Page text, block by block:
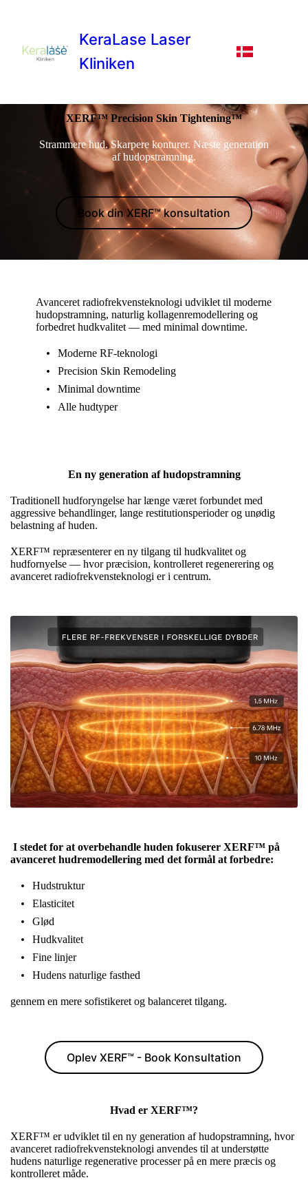
KeraLase Laser
Kliniken
XERF™ Precision Skin Tightening™
Strammere hud. Skarpere konturer. Næste generation
af hudopstramning.
Book din XERF™ konsultation
Avanceret radiofrekvensteknologi udviklet til moderne
hudopstramning, naturlig kollagenremodellering og
forbedret hudkvalitet — med minimal downtime.
Moderne RF-teknologi
Precision Skin Remodeling
Minimal downtime
Alle hudtyper
En ny generation af hudopstramning
Traditionell hudforyngelse har længe været forbundet med
aggressive behandlinger, lange restitutionsperioder og unødig
belastning af huden.
XERF™ repræsenterer en ny tilgang til hudkvalitet og
hudfornyelse — hvor præcision, kontrolleret regenerering og
avanceret radiofrekvensteknologi er i centrum.
I stedet for at overbehandle huden fokuserer XERF™ på
avanceret hudremodellering med det formål at forbedre:
Hudstruktur
Elasticitet
Glød
Hudkvalitet
Fine linjer
Hudens naturlige fasthed
gennem en mere sofistikeret og balanceret tilgang.
Oplev XERF™ - Book Konsultation
Hvad er XERF™?
XERF™ er udviklet til en ny generation af hudopstramning, hvor
avanceret radiofrekvensteknologi anvendes til at understøtte
hudens naturlige regenerative processer på en mere præcis og
kontrolleret måde.